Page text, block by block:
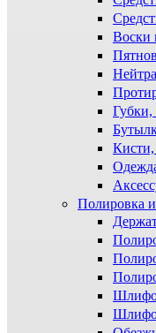
Воски
Полировка